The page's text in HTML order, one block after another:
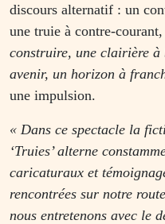
discours alternatif : un
une truie à contre-
construire, une clairière à
avenir, un horizon à
une impulsion.
« Dans ce spectacle la
‘Truies’ alterne
caricaturaux et
rencontrées sur notre
nous entretenons avec le